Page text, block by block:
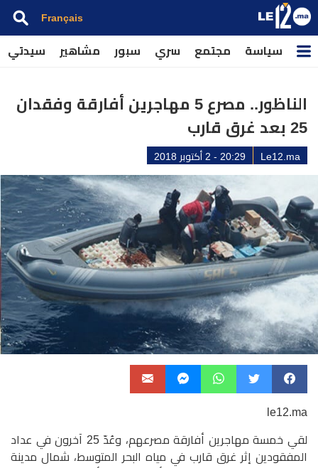
Français
سياسة مجتمع سري سبور مشاهير سيدتي
الناظور.. مصرع 5 مهاجرين أفارقة وفقدان
25 بعد غرق قارب
Le12.ma 20:29 - 2 أكتوبر 2018
le12.ma
لقي خمسة مهاجرين أفارقة مصرعهم، وعُدّ 25 آخرون في عداد
المفقودين إثر غرق قارب في مياه البحر المتوسط، شمال مدينة